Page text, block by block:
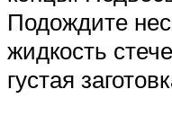
Подождите
жидкость
густая